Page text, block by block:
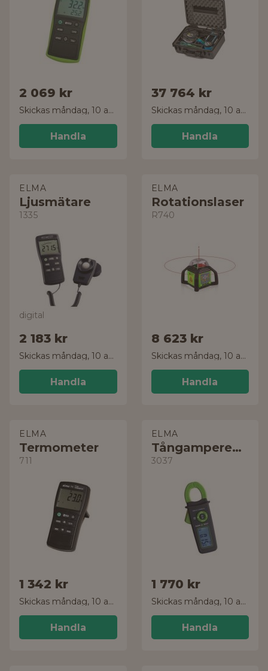
2 069 kr
Skickas måndag, 10 aug.
Handla
37 764 kr
Skickas måndag, 10 aug.
Handla
ELMA
Ljusmätare
1335
digital
2 183 kr
Skickas måndag, 10 aug.
Handla
ELMA
Rotationslaser
R740
8 623 kr
Skickas måndag, 10 aug.
Handla
ELMA
Termometer
711
1 342 kr
Skickas måndag, 10 aug.
Handla
ELMA
Tångamperemeter
3037
1 770 kr
Skickas måndag, 10 aug.
Handla